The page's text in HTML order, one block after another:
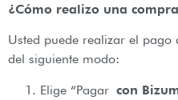
¿Cómo realizo una
Usted puede realizar el pago
del siguiente modo:
Elige “Pagar con